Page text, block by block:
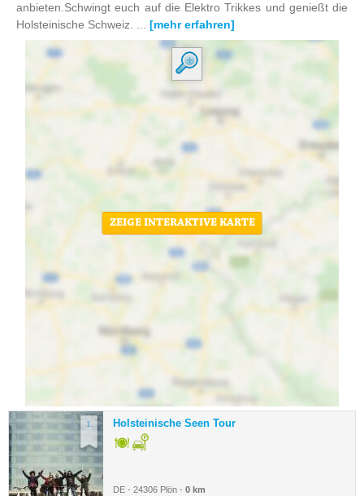
anbieten.Schwingt euch auf die Elektro Trikkes und genießt die
Holsteinische Schweiz. ... [mehr erfahren]
ZEIGE INTERAKTIVE KARTE
1. Holsteinische Seen Tour
DE - 24306 Plön - 0 km